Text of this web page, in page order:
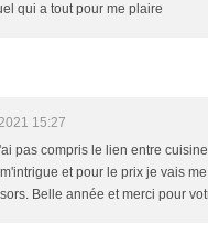
qui a tout pour me plaire
15:27
pas compris le lien entre
et pour le prix je vais
Belle année et merci pour